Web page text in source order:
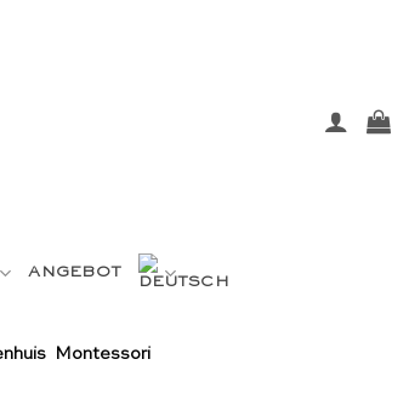
ANGEBOT
Montessori